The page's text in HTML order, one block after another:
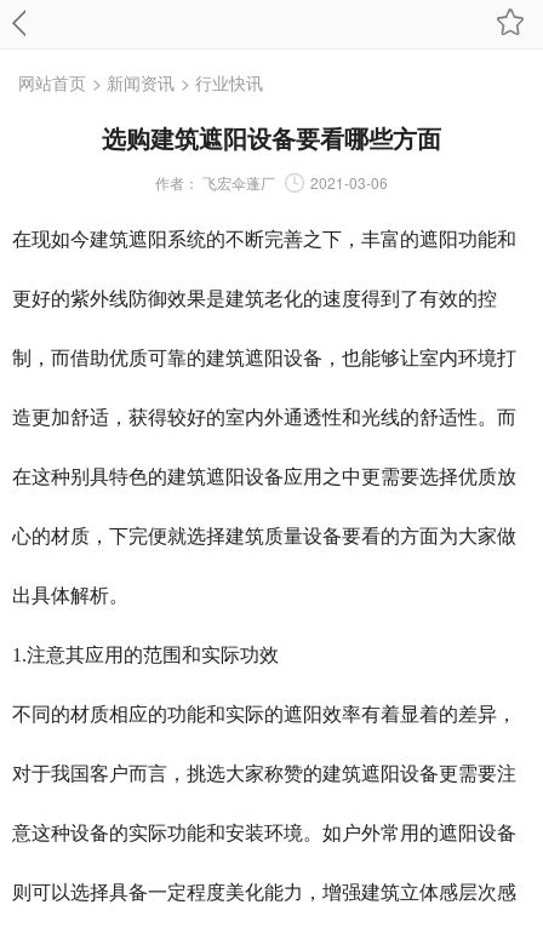
网站首页 > 新闻资讯 > 行业快讯
选购建筑遮阳设备要看哪些方面
作者： 飞宏伞蓬厂 2021-03-06
在现如今建筑遮阳系统的不断完善之下，丰富的遮阳功能和
更好的紫外线防御效果是建筑老化的速度得到了有效的控
制，而借助优质可靠的建筑遮阳设备，也能够让室内环境打
造更加舒适，获得较好的室内外通透性和光线的舒适性。而
在这种别具特色的建筑遮阳设备应用之中更需要选择优质放
心的材质，下完便就选择建筑质量设备要看的方面为大家做
出具体解析。
1.注意其应用的范围和实际功效
不同的材质相应的功能和实际的遮阳效率有着显着的差异，
对于我国客户而言，挑选大家称赞的建筑遮阳设备更需要注
意这种设备的实际功能和安装环境。如户外常用的遮阳设备
则可以选择具备一定程度美化能力，增强建筑立体感层次感